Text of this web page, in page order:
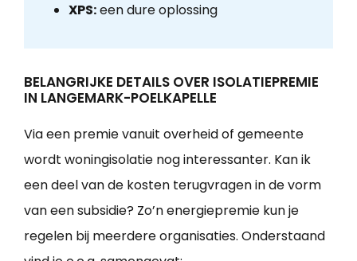
XPS:een dure oplossing
BELANGRIJKE DETAILS OVER ISOLATIEPREMIE
IN LANGEMARK-POELKAPELLE
Via een premie vanuit overheid of gemeente
wordt woningisolatie nog interessanter. Kan ik
een deel van de kosten terugvragen in de vorm
van een subsidie? Zo’n energiepremie kun je
regelen bij meerdere organisaties. Onderstaand